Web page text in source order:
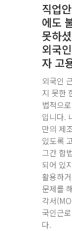
직업
에도
못하
외국
자 고
외국인
지 못한
법적으
입니다.
만의 제
있도록
그간 합
되어 있
활용하
문제를
각서
국인근
다.